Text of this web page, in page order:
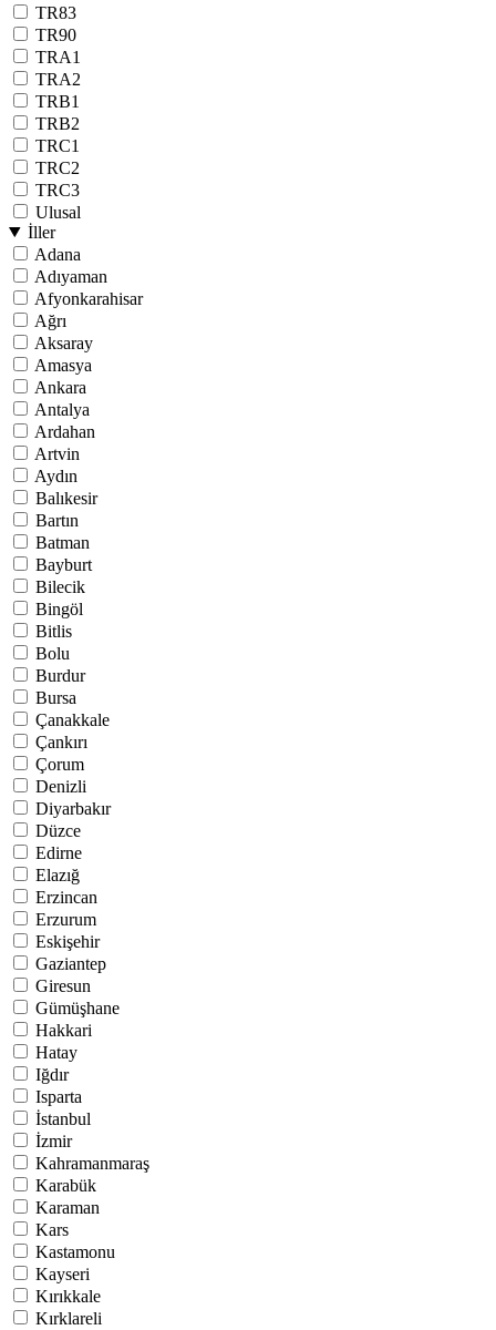
TR83
TR90
TRA1
TRA2
TRB1
TRB2
TRC1
TRC2
TRC3
Ulusal
İller
Adana
Adıyaman
Afyonkarahisar
Ağrı
Aksaray
Amasya
Ankara
Antalya
Ardahan
Artvin
Aydın
Balıkesir
Bartın
Batman
Bayburt
Bilecik
Bingöl
Bitlis
Bolu
Burdur
Bursa
Çanakkale
Çankırı
Çorum
Denizli
Diyarbakır
Düzce
Edirne
Elazığ
Erzincan
Erzurum
Eskişehir
Gaziantep
Giresun
Gümüşhane
Hakkari
Hatay
Iğdır
Isparta
İstanbul
İzmir
Kahramanmaraş
Karabük
Karaman
Kars
Kastamonu
Kayseri
Kırıkkale
Kırklareli